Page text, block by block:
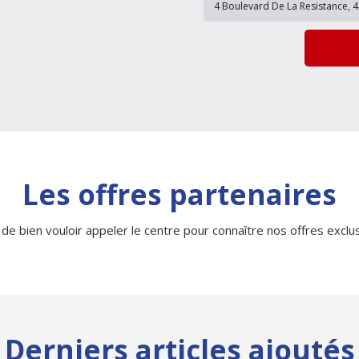
Les offres partenaires
bien vouloir appeler le centre pour connaître nos offres
Derniers articles ajoutés